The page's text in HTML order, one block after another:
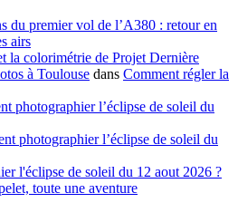
du premier vol de l’A380 : retour en
airs
la colorimétrie de Projet Dernière
à Toulouse dans Comment régler la
photographier l’éclipse de soleil du
photographier l’éclipse de soleil du
l'éclipse de soleil du 12 aout 2026 ?
toute une aventure